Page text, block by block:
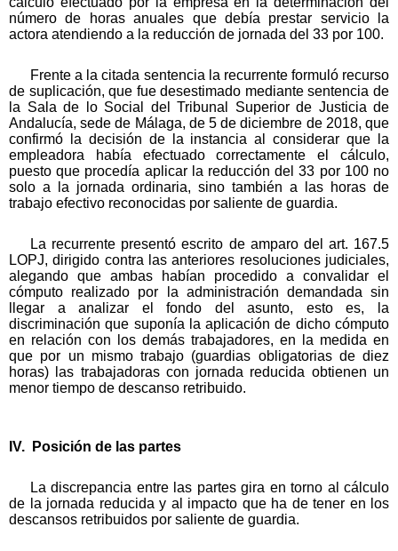
número de horas anuales que debía prestar servicio la
actora atendiendo a la reducción de jornada del 33 por 100.
Frente a la citada sentencia la recurrente formuló recurso
de suplicación, que fue desestimado mediante sentencia de
la Sala de lo Social del Tribunal Superior de Justicia de
Andalucía, sede de Málaga, de 5 de diciembre de 2018, que
confirmó la decisión de la instancia al considerar que la
empleadora había efectuado correctamente el cálculo,
puesto que procedía aplicar la reducción del 33 por 100 no
solo a la jornada ordinaria, sino también a las horas de
trabajo efectivo reconocidas por saliente de guardia.
La recurrente presentó escrito de amparo del art. 167.5
LOPJ, dirigido contra las anteriores resoluciones judiciales,
alegando que ambas habían procedido a convalidar el
cómputo realizado por la administración demandada sin
llegar a analizar el fondo del asunto, esto es, la
discriminación que suponía la aplicación de dicho cómputo
en relación con los demás trabajadores, en la medida en
que por un mismo trabajo (guardias obligatorias de diez
horas) las trabajadoras con jornada reducida obtienen un
menor tiempo de descanso retribuido.
IV. Posición de las partes
La discrepancia entre las partes gira en torno al cálculo
de la jornada reducida y al impacto que ha de tener en los
descansos retribuidos por saliente de guardia.